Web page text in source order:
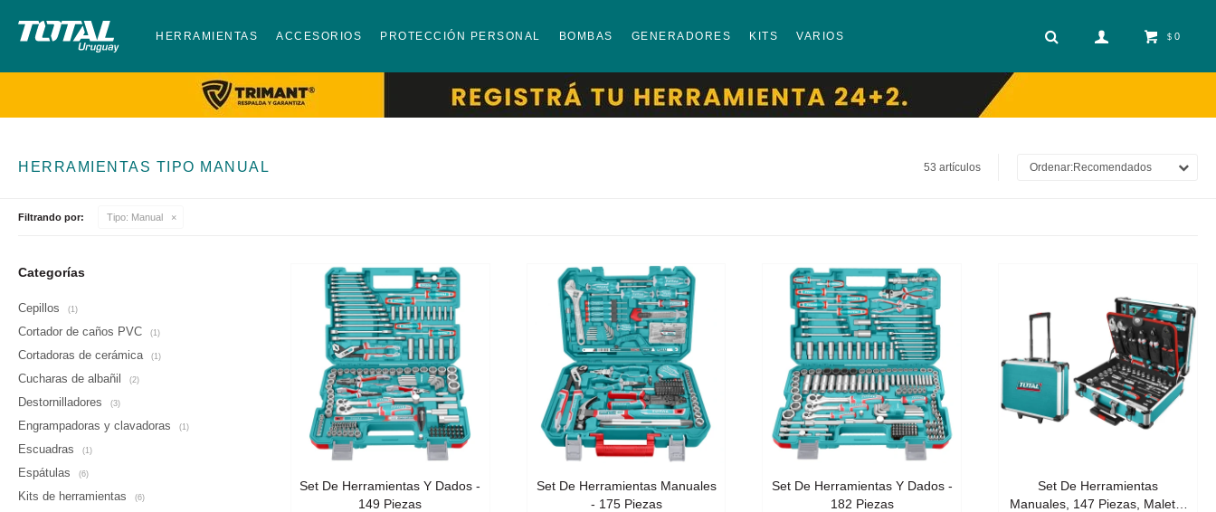
HERRAMIENTAS ACCESORIOS PROTECCIÓN PERSONAL BOMBAS GENERADORES KITS VARIOS $ 0
HERRAMIENTAS TIPO MANUAL 53 artículos Recomendados
Filtrando por: Tipo: Manual
Set De Herramientas Y Dados -
149 Piezas
Set De Herramientas Manuales
- 175 Piezas
Set De Herramientas Y Dados -
182 Piezas
Set De Herramientas
Manuales, 147 Piezas, Maletín
Categorías
Cepillos (1)
Cortador de caños PVC (1)
Cortadoras de cerámica (1)
Cucharas de albañil (2)
Destornilladores (3)
Engrampadoras y clavadoras (1)
Escuadras (1)
Espátulas (6)
Kits de herramientas (6)